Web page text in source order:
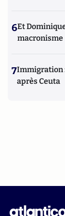
6Et
macronisme
7Immigration
après Ceuta